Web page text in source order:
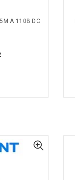
А 110В DC